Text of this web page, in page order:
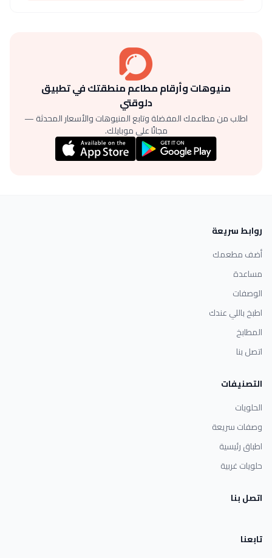
منيوهات وأرقام مطاعم منطقتك في تطبيق
دلوقتي
اطلب من مطاعمك المفضلة وتابع المنيوهات والأسعار المحدثة —
مجانًا على موبايلك.
روابط سريعة
أضف مطعمك
مساعدة
الوصفات
اطبخ باللي عندك
المطابخ
اتصل بنا
التصنيفات
الحلويات
وصفات سريعة
اطباق رئيسية
حلويات غربية
اتصل بنا
تابعنا